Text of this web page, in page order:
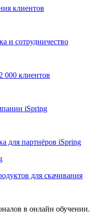
клиентов
и сотрудничество
000 клиентов
iSpring
для партнёров iSpring
для скачивания
в онлайн обучении.